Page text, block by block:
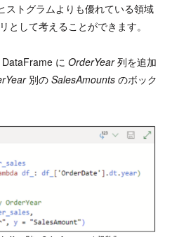
ストグラムよりも優れている領域
として考えることができます。
DataFrame に OrderYear列を追加
別の SalesAmounts のボック